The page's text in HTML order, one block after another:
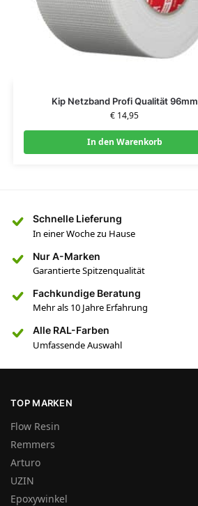
Kip Netzband Profi Qualität 96mm
€ 14,95
In den Warenkorb
Schnelle Lieferung
In einer Woche zu Hause
Nur A-Marken
Garantierte Spitzenqualität
Fachkundige Beratung
Mehr als 10 Jahre Erfahrung
Alle RAL-Farben
Umfassende Auswahl
TOP MARKEN
Flow Resin
Remmers
Arturo
UZIN
Epoxywinkel